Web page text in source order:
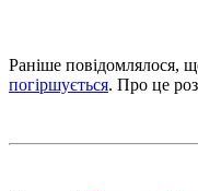
Раніше повідомлялося,
погіршується. Про це